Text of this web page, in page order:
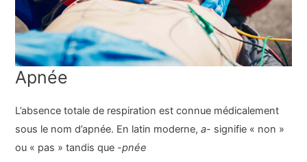
Apnée
L’absence totale de respiration est connue médicalement
sous le nom d’apnée. En latin moderne,a- signifie « non »
ou « pas » tandis que -pnée